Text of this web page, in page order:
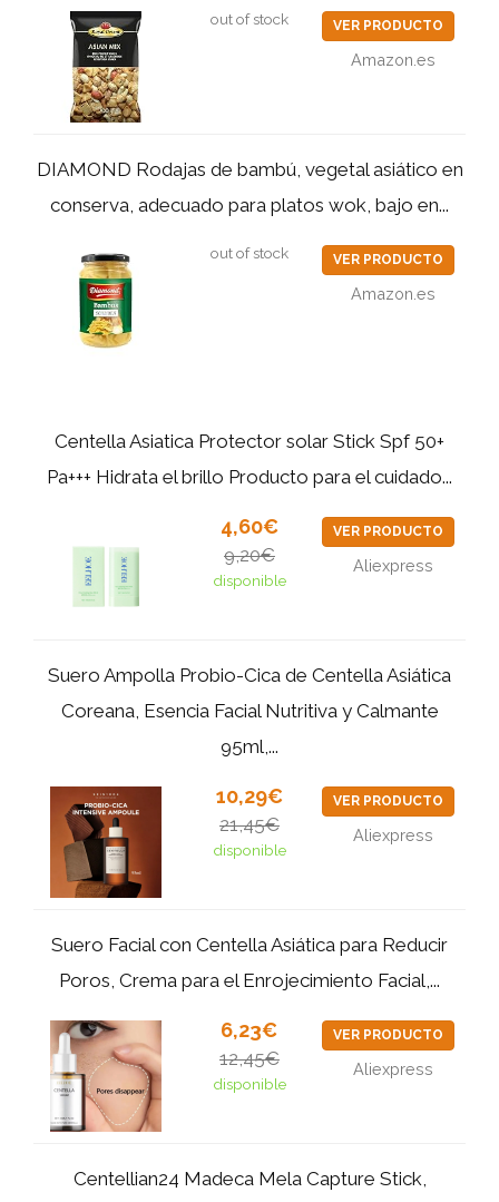
out of stock VER PRODUCTO
Amazon.es
DIAMOND Rodajas de bambú, vegetal asiático en
conserva, adecuado para platos wok, bajo en...
out of stock VER PRODUCTO
Amazon.es
Centella Asiatica Protector solar Stick Spf 50+
Pa+++ Hidrata el brillo Producto para el cuidado...
4,60€
9,20€
disponible
VER PRODUCTO
Aliexpress
Suero Ampolla Probio-Cica de Centella Asiática
Coreana, Esencia Facial Nutritiva y Calmante
95ml,...
10,29€
21,45€
disponible
VER PRODUCTO
Aliexpress
Suero Facial con Centella Asiática para Reducir
Poros, Crema para el Enrojecimiento Facial,...
6,23€
12,45€
disponible
VER PRODUCTO
Aliexpress
Centellian24 Madeca Mela Capture Stick,